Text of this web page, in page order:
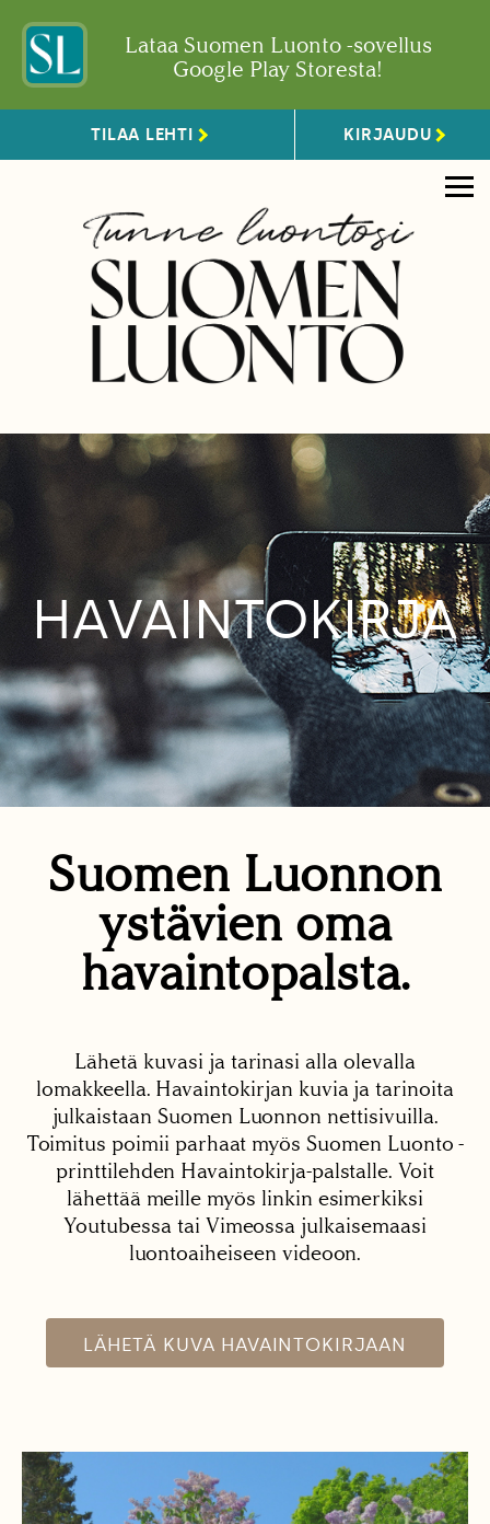
Lataa Suomen Luonto -sovellus
Google Play Storesta!
TILAA LEHTI KIRJAUDU
HAVAINTOKIRJA
Suomen Luonnon
ystävien oma
havaintopalsta.
Lähetä kuvasi ja tarinasi alla olevalla
lomakkeella. Havaintokirjan kuvia ja tarinoita
julkaistaan Suomen Luonnon nettisivuilla.
Toimitus poimii parhaat myös Suomen Luonto -
printtilehden Havaintokirja-palstalle. Voit
lähettää meille myös linkin esimerkiksi
Youtubessa tai Vimeossa julkaisemaasi
luontoaiheiseen videoon.
LÄHETÄ KUVA HAVAINTOKIRJAAN